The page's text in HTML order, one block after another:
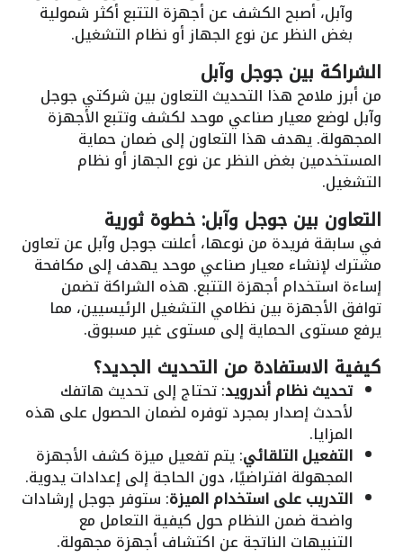
وآبل، أصبح الكشف عن أجهزة التتبع أكثر شمولية
بغض النظر عن نوع الجهاز أو نظام التشغيل.
الشراكة بين جوجل وآبل
من أبرز ملامح هذا التحديث التعاون بين شركتي جوجل
وآبل لوضع معيار صناعي موحد لكشف وتتبع الأجهزة
المجهولة. يهدف هذا التعاون إلى ضمان حماية
المستخدمين بغض النظر عن نوع الجهاز أو نظام
التشغيل.
التعاون بين جوجل وآبل: خطوة ثورية
في سابقة فريدة من نوعها، أعلنت جوجل وآبل عن تعاون
مشترك لإنشاء معيار صناعي موحد يهدف إلى مكافحة
إساءة استخدام أجهزة التتبع. هذه الشراكة تضمن
توافق الأجهزة بين نظامي التشغيل الرئيسيين، مما
يرفع مستوى الحماية إلى مستوى غير مسبوق.
كيفية الاستفادة من التحديث الجديد؟
تحديث نظام أندرويد: تحتاج إلى تحديث هاتفك
لأحدث إصدار بمجرد توفره لضمان الحصول على هذه
المزايا.
التفعيل التلقائي: يتم تفعيل ميزة كشف الأجهزة
المجهولة افتراضيًا، دون الحاجة إلى إعدادات يدوية.
التدريب على استخدام الميزة: ستوفر جوجل إرشادات
واضحة ضمن النظام حول كيفية التعامل مع
التنبيهات الناتجة عن اكتشاف أجهزة مجهولة.